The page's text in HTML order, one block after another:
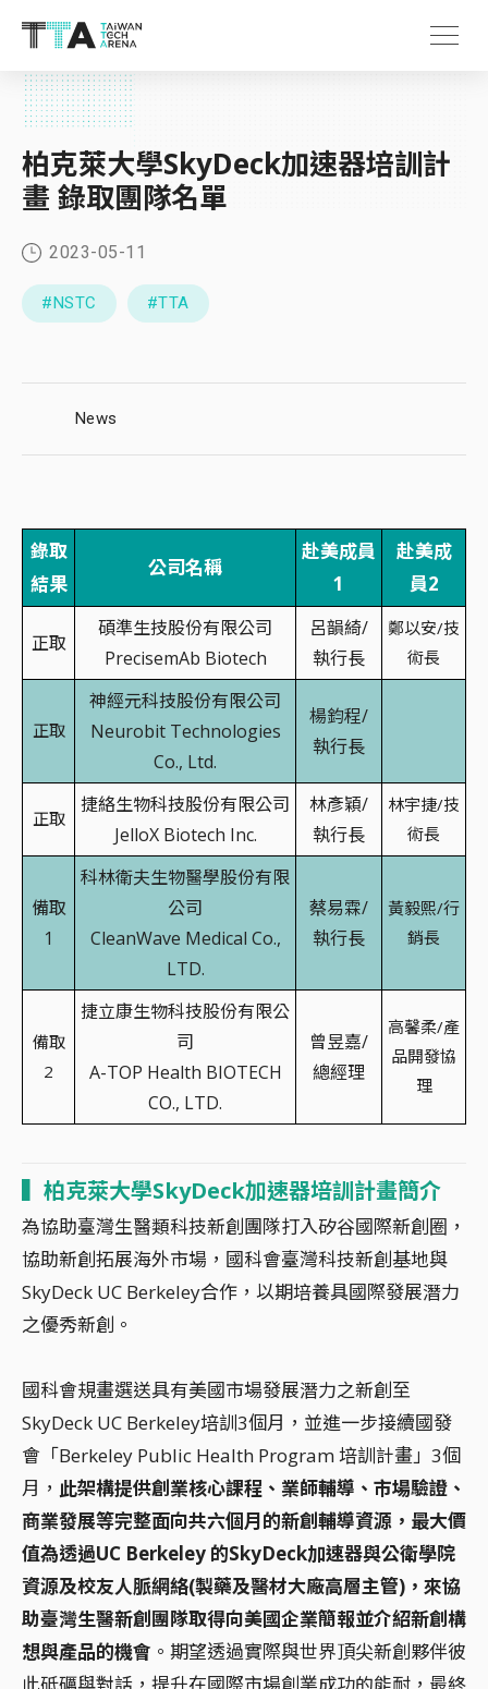
柏克萊大學SkyDeck加速器培訓計
畫 錄取團隊名單
2023-05-11
#NSTC #TTA
News
錄取
結果
公司名稱
赴美成員
1
赴美成
員2
正取
碩準生技股份有限公司
PrecisemAb Biotech
呂韻綺/
執行長
鄭以安/技
術長
正取
神經元科技股份有限公司
Neurobit Technologies
Co., Ltd.
楊鈞程/
執行長
正取
捷絡生物科技股份有限公司
JelloX Biotech Inc.
林彥穎/
執行長
林宇捷/技
術長
備取
1
科林衛夫生物醫學股份有限
公司
CleanWave Medical Co.,
LTD.
蔡易霖/
執行長
黃毅熙/行
銷長
備取
2
捷立康生物科技股份有限公
司
A-TOP Health BIOTECH
CO., LTD.
曾昱嘉/
總經理
高馨柔/產
品開發協
理
柏克萊大學SkyDeck加速器培訓計畫簡介
為協助臺灣生醫類科技新創團隊打入矽谷國際新創圈，
協助新創拓展海外市場，國科會臺灣科技新創基地與
SkyDeck UC Berkeley合作，以期培養具國際發展潛力
之優秀新創。
國科會規畫選送具有美國市場發展潛力之新創至
SkyDeck UC Berkeley培訓3個月，並進一步接續國發
會「Berkeley Public Health Program 培訓計畫」3個
月， 此架構提供創業核心課程、業師輔導、市場驗證、
商業發展等完整面向共六個月的新創輔導資源，最大價
值為透過UC Berkeley 的SkyDeck加速器與公衛學院
資源及校友人脈網絡(製藥及醫材大廠高層主管)，來協
助臺灣生醫新創團隊取得向美國企業簡報並介紹新創構
想與產品的機會 。期望透過實際與世界頂尖新創夥伴彼